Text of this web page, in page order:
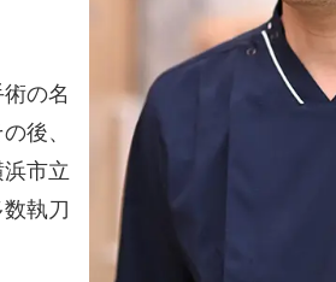
の名
後、
市立
執刀